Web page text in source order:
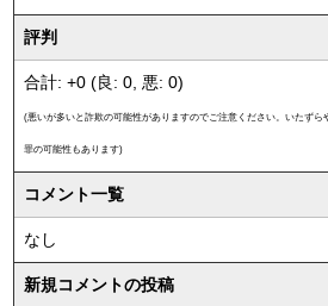
評判
合計: +0 (良: 0, 悪: 0)
(悪いが多いと詐欺の可能性がありますのでご注意ください。いたず
罪の可能性もあります)
コメント一覧
なし
新規コメントの投稿